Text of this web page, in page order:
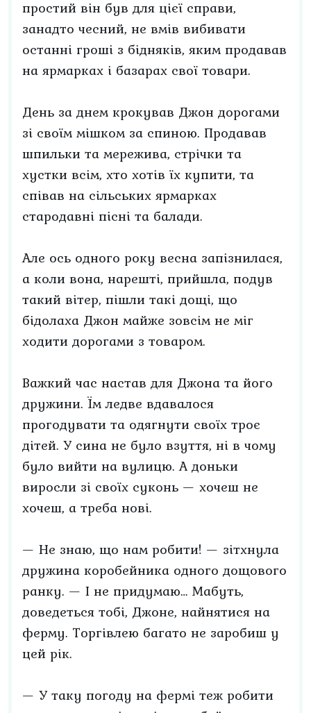
простий він був для цієї справи,
занадто чесний, не вмів вибивати
останні гроші з бідняків, яким продавав
на ярмарках і базарах свої товари.
День за днем крокував Джон дорогами
зі своїм мішком за спиною. Продавав
шпильки та мережива, стрічки та
хустки всім, хто хотів їх купити, та
співав на сільських ярмарках
стародавні пісні та балади.
Але ось одного року весна запізнилася,
а коли вона, нарешті, прийшла, подув
такий вітер, пішли такі дощі, що
бідолаха Джон майже зовсім не міг
ходити дорогами з товаром.
Важкий час настав для Джона та його
дружини. Їм ледве вдавалося
прогодувати та одягнути своїх троє
дітей. У сина не було взуття, ні в чому
було вийти на вулицю. А доньки
виросли зі своїх суконь — хочеш не
хочеш, а треба нові.
— Не знаю, що нам робити! — зітхнула
дружина коробейника одного дощового
ранку. — І не придумаю… Мабуть,
доведеться тобі, Джоне, найнятися на
ферму. Торгівлею багато не заробиш у
цей рік.
— У таку погоду на фермі теж робити